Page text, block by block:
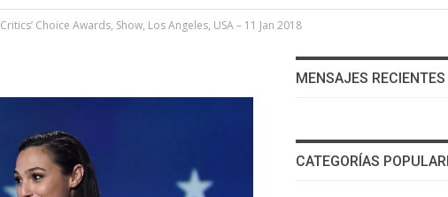
Critics’ Choice Awards, Show, Los Angeles, USA – 11 Jan 2018
MENSAJES RECIENTES
CATEGORÍAS